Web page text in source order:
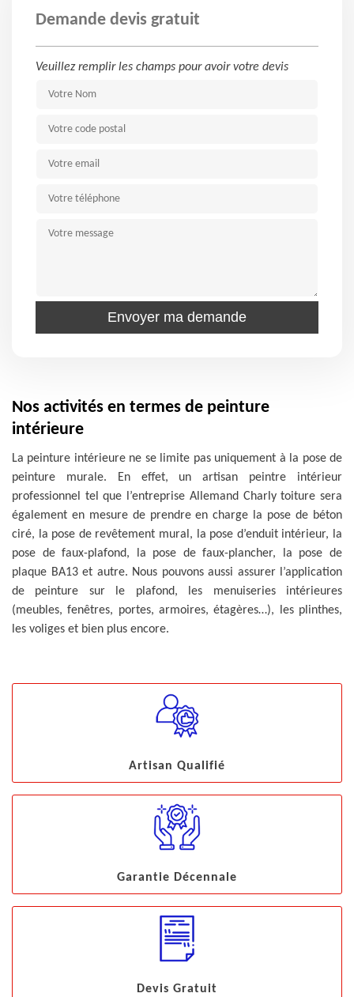
Demande devis gratuit
Veuillez remplir les champs pour avoir votre devis
Nos activités en termes de peinture
intérieure
La peinture intérieure ne se limite pas uniquement à la pose de
peinture murale. En effet, un artisan peintre intérieur
professionnel tel que l’entreprise Allemand Charly toiture sera
également en mesure de prendre en charge la pose de béton
ciré, la pose de revêtement mural, la pose d’enduit intérieur, la
pose de faux-plafond, la pose de faux-plancher, la pose de
plaque BA13 et autre. Nous pouvons aussi assurer l’application
de peinture sur le plafond, les menuiseries intérieures
(meubles, fenêtres, portes, armoires, étagères…), les plinthes,
les voliges et bien plus encore.
Artisan Qualifié
Garantie Décennale
Devis Gratuit